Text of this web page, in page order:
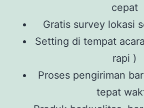
cepat
Gratis survey lokasi
Setting di tempat
rapi )
Proses pengiriman
tepat